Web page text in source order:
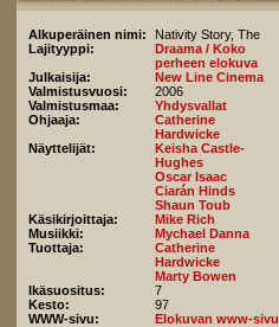
Alkuperäinen nimi:
Nativity Story, The
Lajityyppi:
Draama / Koko
perheen elokuva
Julkaisija:
New Line Cinema
Valmistusvuosi:
2006
Valmistusmaa:
Yhdysvallat
Ohjaaja:
Catherine
Hardwicke
Näyttelijät:
Keisha Castle-
Hughes
Oscar Isaac
Ciarán Hinds
Shaun Toub
Käsikirjoittaja:
Mike Rich
Musiikki:
Mychael Danna
Tuottaja:
Catherine
Hardwicke
Marty Bowen
Ikäsuositus:
7
Kesto:
97
WWW-sivu:
Elokuvan www-sivu